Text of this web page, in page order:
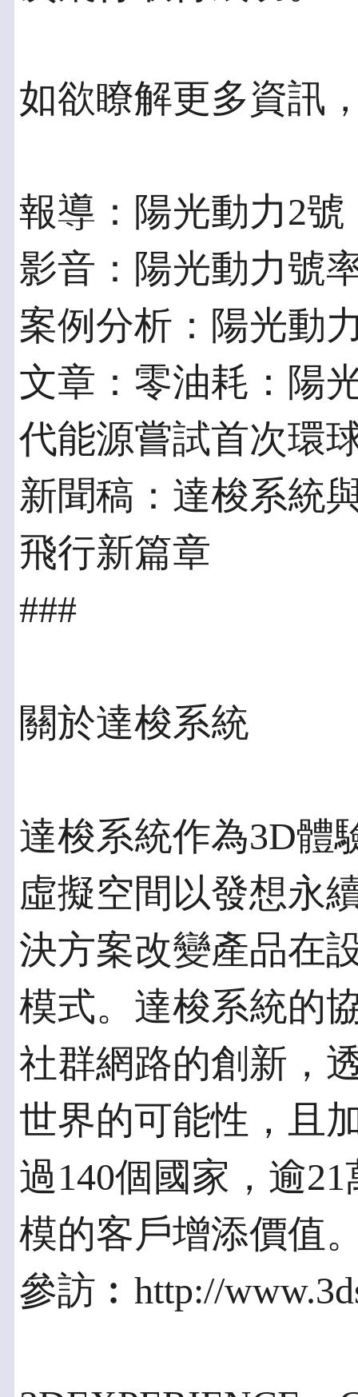
如欲瞭解更多資訊
報導：陽光動力2
影音：陽光動力號
案例分析：陽光動
文章：零油耗：陽
代能源嘗試首次環
新聞稿：達梭系統
飛行新篇章
###
關於達梭系統
達梭系統作為3D體
虛擬空間以發想永
決方案改變產品在
模式。達梭系統的
社群網路的創新，
世界的可能性，且
過140個國家，逾
模的客戶增添價值
參訪︰http://